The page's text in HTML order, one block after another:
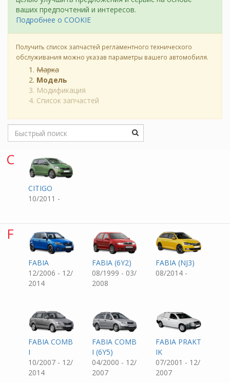
ваших предпочтений и интересов.
Подробнее о COOKIE
Получить список запчастей регламентного технического
обслуживания можно указав параметры вашего автомобиля.
Марка
Модель
Модификация
Список запчастей
C
CITIGO
10/2011 -
F
FABIA
12/2006 - 12/
2014
FABIA (6Y2)
08/1999 - 03/
2008
FABIA (NJ3)
08/2014 -
FABIA COMB
I
10/2007 - 12/
2014
FABIA COMB
I (6Y5)
04/2000 - 12/
2007
FABIA PRAKT
IK
07/2001 - 12/
2007